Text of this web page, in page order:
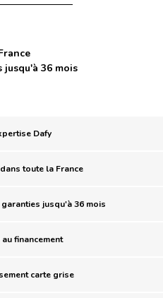
jusqu'à 36 mois
Dafy
toute la France
jusqu'à 36 mois
financement
carte grise